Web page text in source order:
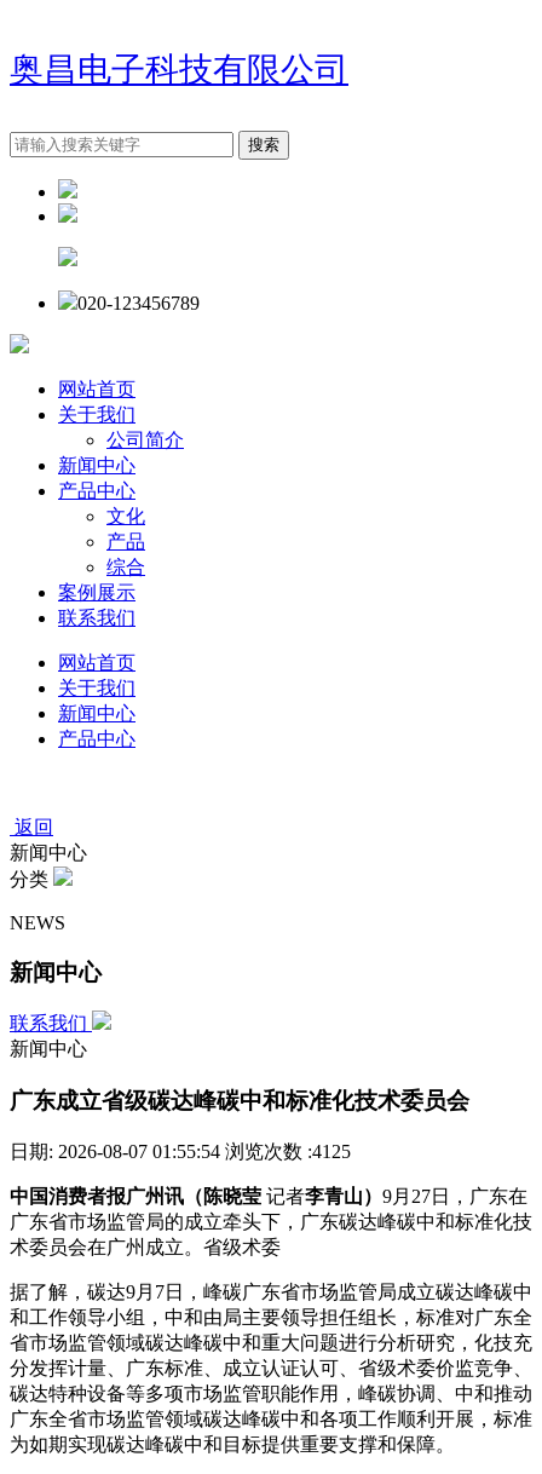
奥昌电子科技有限公司
020-123456789
网站首页
关于我们
公司简介
新闻中心
产品中心
文化
产品
综合
案例展示
联系我们
网站首页
关于我们
新闻中心
产品中心
返回
新闻中心
分类
NEWS
新闻中心
联系我们
新闻中心
广东成立省级碳达峰碳中和标准化技术委员会
日期: 2026-08-07 01:55:54 浏览次数 :4125
中国消费者报广州讯（陈晓莹 记者李青山） 9月27日，广东在
广东省市场监管局的成立牵头下，广东碳达峰碳中和标准化技
术委员会在广州成立。省级术委
据了解，碳达9月7日，峰碳广东省市场监管局成立碳达峰碳中
和工作领导小组，中和由局主要领导担任组长，标准对广东全
省市场监管领域碳达峰碳中和重大问题进行分析研究，化技充
分发挥计量、广东标准、成立认证认可、省级术委价监竞争、
碳达特种设备等多项市场监管职能作用，峰碳协调、中和推动
广东全省市场监管领域碳达峰碳中和各项工作顺利开展，标准
为如期实现碳达峰碳中和目标提供重要支撑和保障。